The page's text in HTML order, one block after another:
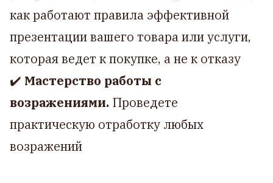
как работают правила эффективной
презентации вашего товара или услуги,
которая ведет к покупке, а не к отказу
✔️ Мастерство работы с
возражениями. Проведете
практическую отработку любых
возражений